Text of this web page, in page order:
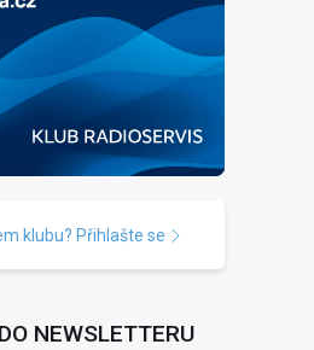
klubu? Přihlašte se
NEWSLETTERU